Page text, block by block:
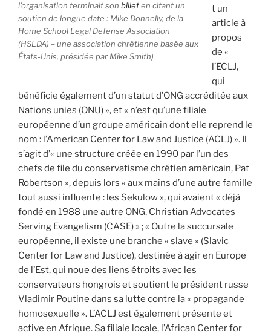
l’organisation terminait son billeten citant un
soutien de longue date : Mike Donnelly, de la
Home School Legal Defense Association
(HSLDA) – une association chrétienne basée aux
États-Unis, présidée par Mike Smith)
t un
article à
propos
de «
l’ECLJ,
qui
bénéficie également d’un statut d’ONG accréditée aux
Nations unies (ONU) », et « n’est qu’une filiale
européenne d’un groupe américain dont elle reprend le
nom : l’American Center for Law and Justice (ACLJ) ». Il
s’agit d’« une structure créée en 1990 par l’un des
chefs de file du conservatisme chrétien américain, Pat
Robertson », depuis lors « aux mains d’une autre famille
tout aussi influente : les Sekulow », qui avaient « déjà
fondé en 1988 une autre ONG, Christian Advocates
Serving Evangelism (CASE) » ; « Outre la succursale
européenne, il existe une branche « slave » (Slavic
Center for Law and Justice), destinée à agir en Europe
de l’Est, qui noue des liens étroits avec les
conservateurs hongrois et soutient le président russe
Vladimir Poutine dans sa lutte contre la « propagande
homosexuelle ». L’ACLJ est également présente et
active en Afrique. Sa filiale locale, l’African Center for